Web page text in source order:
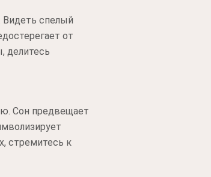
Видеть спелый
от
делитесь
Сон предвещает
стремитесь к